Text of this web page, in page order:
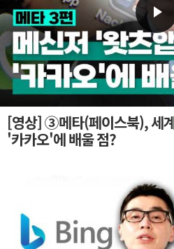
[영상] ③메타(페이스북), 세
'카카오'에 배울 점?